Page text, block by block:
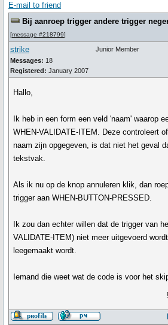
E-mail to friend
Bij aanroep trigger andere trigger
[message #218799]
strike
Messages: 18
Registered: January 2007
Junior Member
Hallo,
Ik heb in een form een veld 'naam' waarop
WHEN-VALIDATE-ITEM. Deze controleert
naam zijn opgegeven, is dat niet het geval
tekstvak.
Als ik nu op de knop annuleren klik, dan
trigger aan WHEN-BUTTON-PRESSED.
Ik zou dan echter willen dat de trigger van
VALIDATE-ITEM) niet meer uitgevoerd
leegemaakt wordt.
Iemand die weet wat de code is voor het